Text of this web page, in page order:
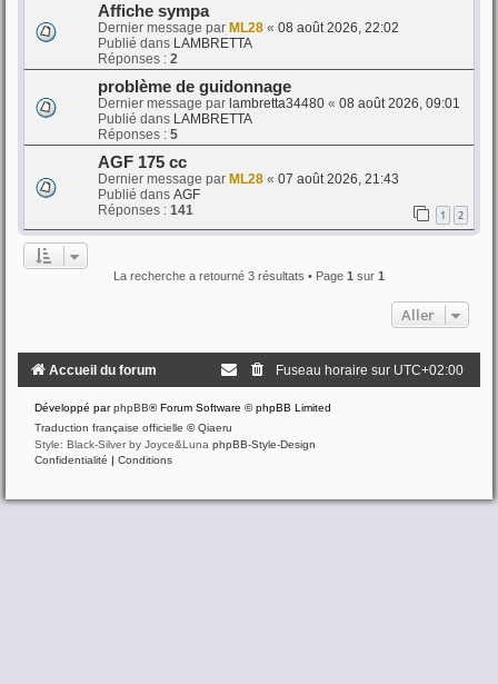
Affiche sympa
Dernier message par ML28 « 08 août 2026, 22:02
Publié dans LAMBRETTA
Réponses : 2
problème de guidonnage
Dernier message par lambretta34480 « 08 août 2026, 09:01
Publié dans LAMBRETTA
Réponses : 5
AGF 175 cc
Dernier message par ML28 « 07 août 2026, 21:43
Publié dans AGF
Réponses : 141 1 2
La recherche a retourné 3 résultats • Page 1 sur 1
Aller
Accueil du forum Fuseau horaire sur UTC+02:00
Développé parphpBB® Forum Software © phpBB Limited
Traduction française officielle ©Qiaeru
Style: Black-Silver by Joyce&Luna phpBB-Style-Design
Confidentialité | Conditions